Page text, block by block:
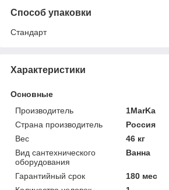
Способ упаковки
Стандарт
Характеристики
Основные
Производитель
1MarKa
Страна производитель
Россия
Вес
46 кг
Вид сантехнического
оборудования
Ванна
Гарантийный срок
180 мес